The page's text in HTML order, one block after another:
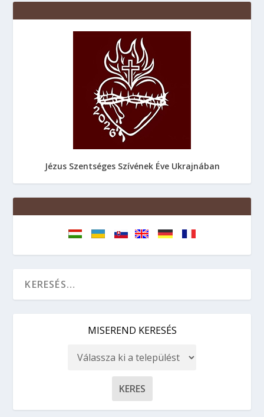
Jézus Szentséges Szívének Éve Ukrajnában
MISEREND KERESÉS